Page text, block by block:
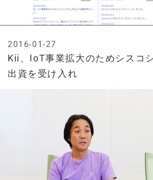
Kii、IoT事業拡大のためシスコ
出資を受け入れ
2016-01-27